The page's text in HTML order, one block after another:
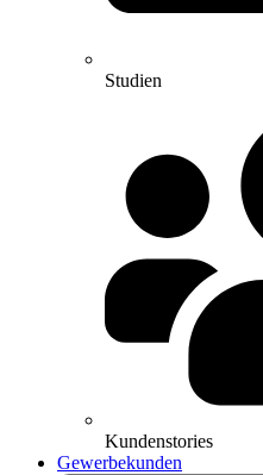
Studien
Kundenstories
Gewerbekunden